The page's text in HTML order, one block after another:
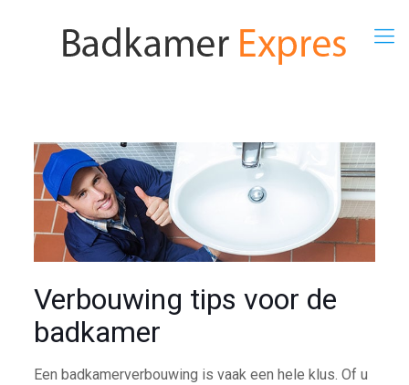
Verbouwing tips voor de
badkamer
Een badkamerverbouwing is vaak een hele klus. Of u